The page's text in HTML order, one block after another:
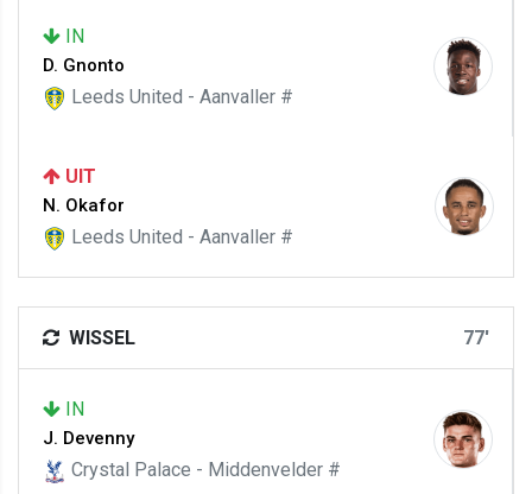
IN
D. Gnonto
Leeds United - Aanvaller #
UIT
N. Okafor
Leeds United - Aanvaller #
WISSEL 77'
IN
J. Devenny
Crystal Palace - Middenvelder #